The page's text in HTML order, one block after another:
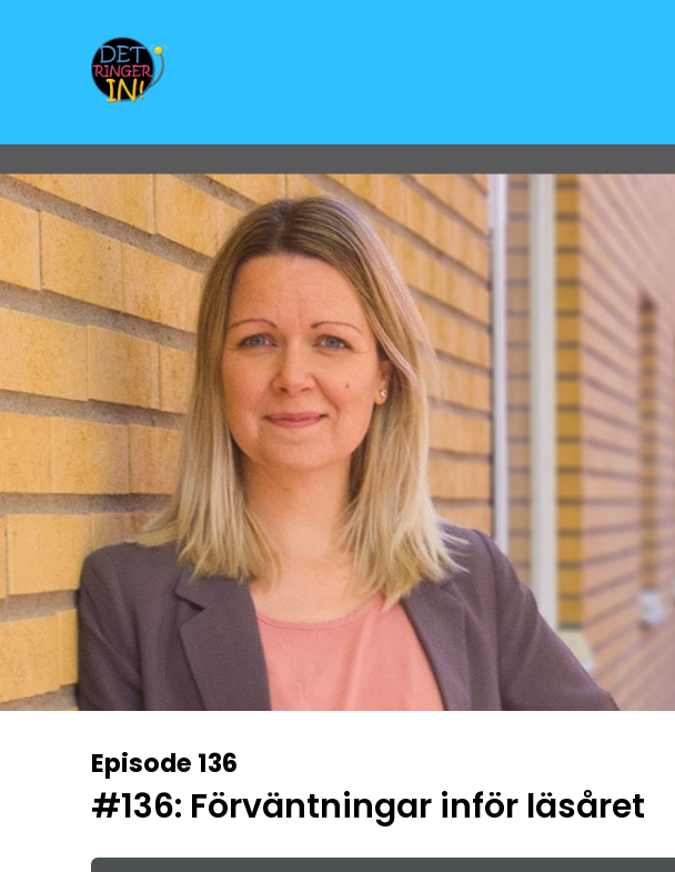
Episode 136
#136: Förväntningar inför läsåret